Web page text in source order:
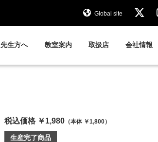
Global site
先生方へ 教室案内 取扱店 会社情報
税込価格 ￥1,980 （本体 ￥1,800）
生産完了商品